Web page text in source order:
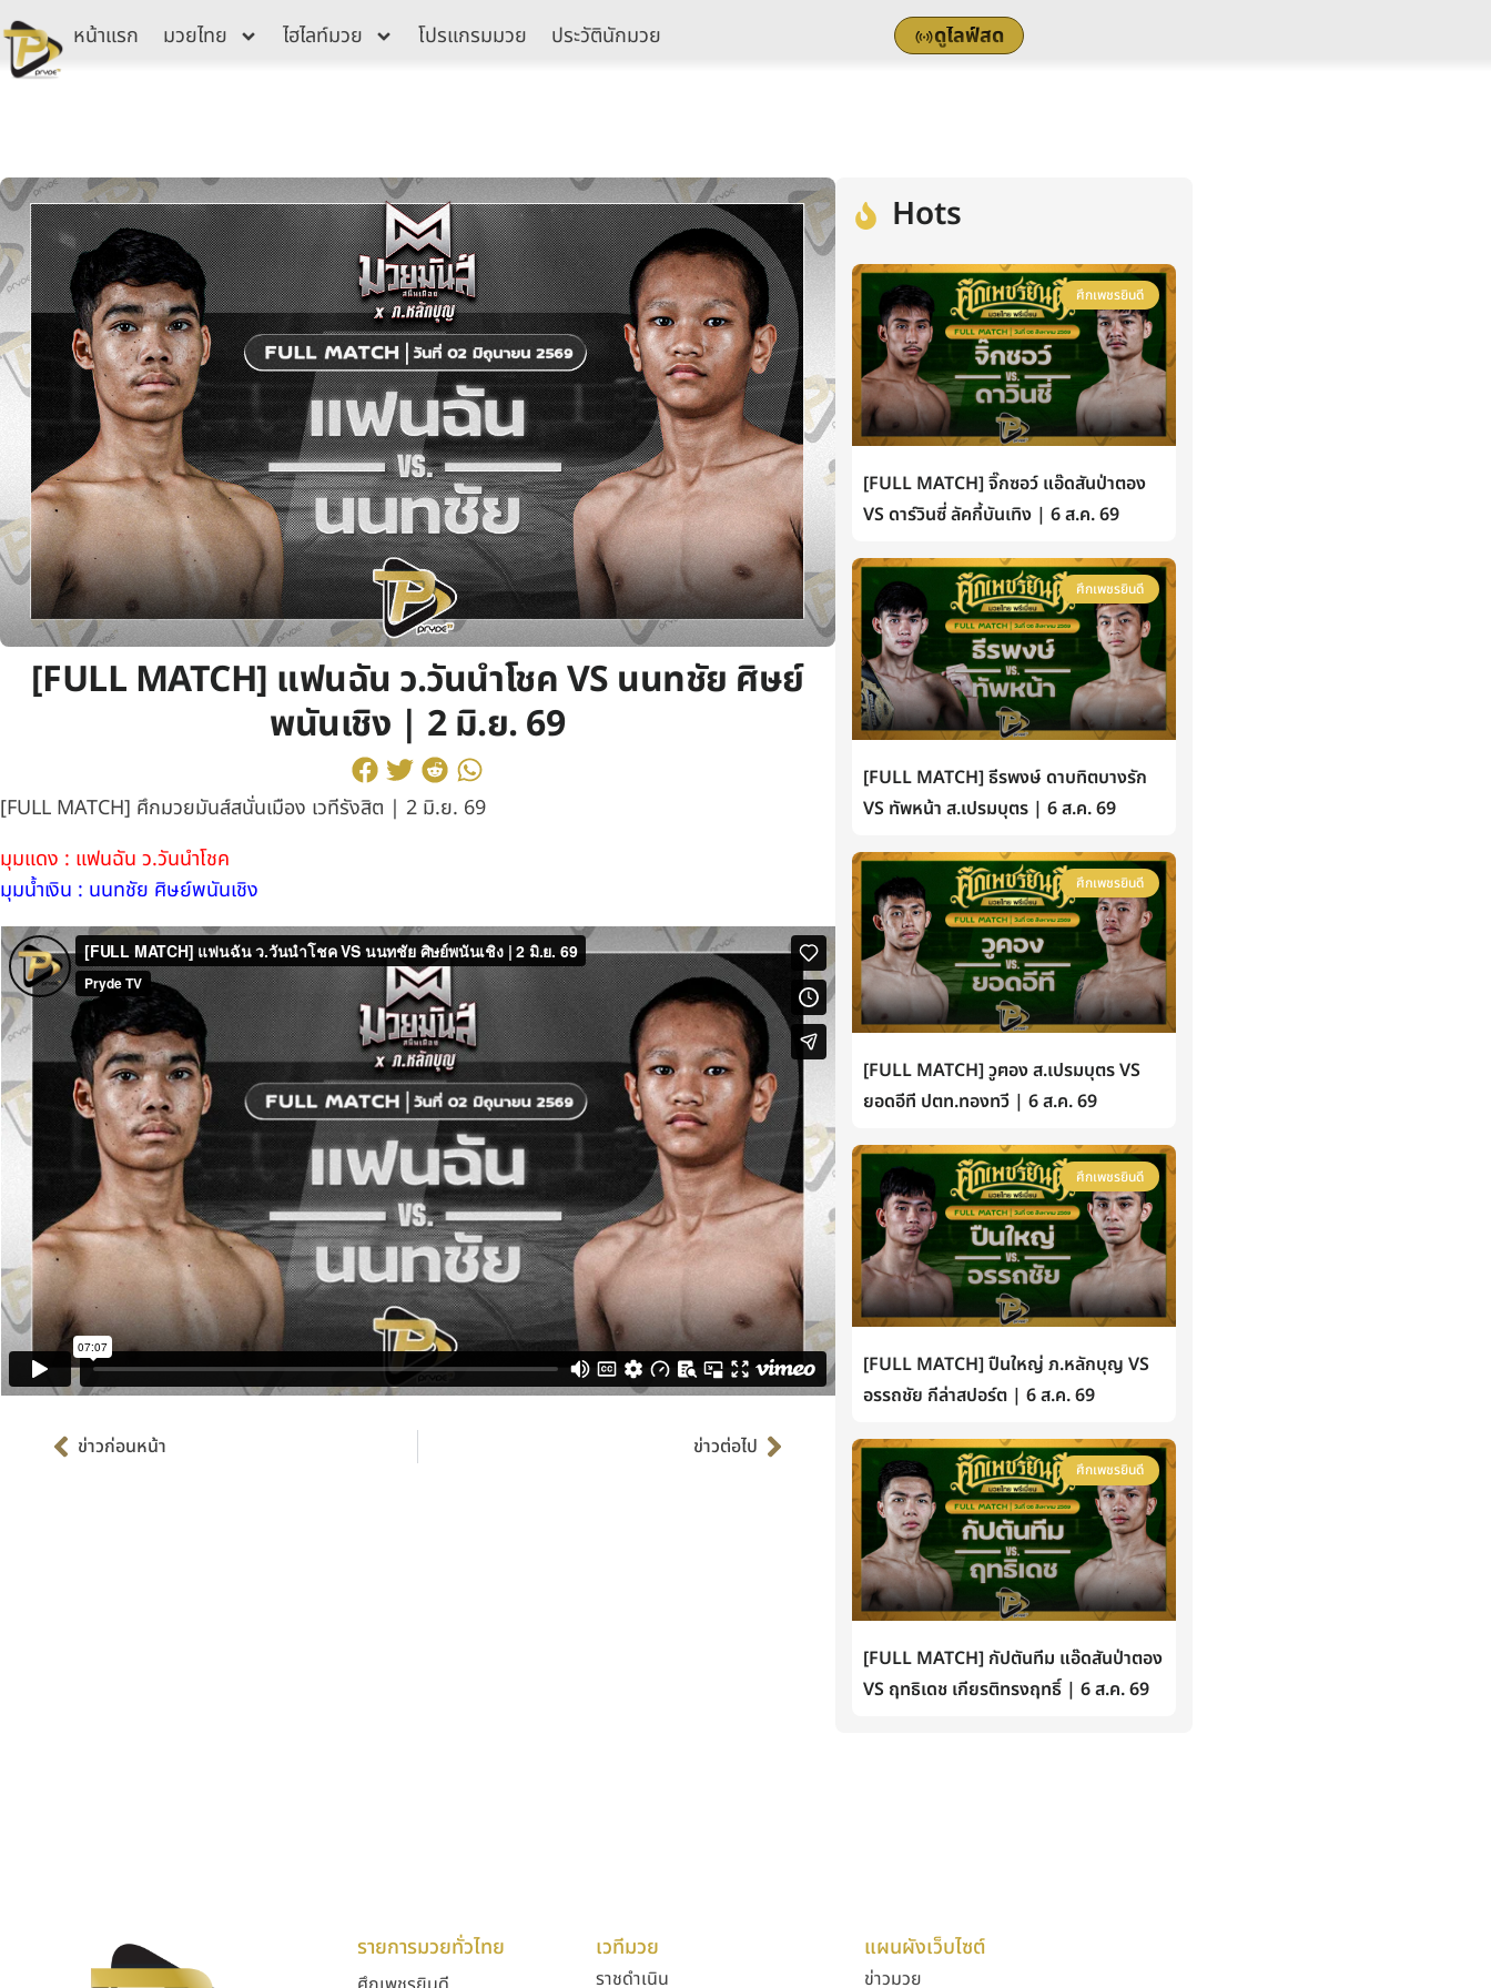
Skip
to
content
หน้าแรก มวยไทย ไฮไลท์มวย โปรแกรมมวย ประวัตินักมวย ดูไลฟ์สด
[FULL MATCH] แฟนฉัน ว.วันนำโชค VS นนทชัย ศิษย์
พนันเชิง | 2 มิ.ย. 69
[FULL MATCH] ศึกมวยมันส์สนั่นเมือง เวทีรังสิต | 2 มิ.ย. 69
มุมแดง : แฟนฉัน ว.วันนำโชค
มุมน้ำเงิน : นนทชัย ศิษย์พนันเชิง
Prev
ข่าวก่อนหน้า ข่าวต่อไป
Next
Hots
ศึกเพชรยินดี
[FULL MATCH] จิ๊กซอว์ แอ๊ดสันป่าตอง
VS ดาร์วินซี่ ลัคกี้บันเทิง | 6 ส.ค. 69
ศึกเพชรยินดี
[FULL MATCH] ธีรพงษ์ ดาบทิตบางรัก
VS ทัพหน้า ส.เปรมบุตร | 6 ส.ค. 69
ศึกเพชรยินดี
[FULL MATCH] วูฅอง ส.เปรมบุตร VS
ยอดอีที ปตท.ทองทวี | 6 ส.ค. 69
ศึกเพชรยินดี
[FULL MATCH] ปืนใหญ่ ภ.หลักบุญ VS
อรรถชัย กีล่าสปอร์ต | 6 ส.ค. 69
ศึกเพชรยินดี
[FULL MATCH] กัปตันทีม แอ๊ดสันป่าตอง
VS ฤทธิเดช เกียรติทรงฤทธิ์ | 6 ส.ค. 69
รายการมวยทั่วไทย เวทีมวย
ราชดำเนิน
แผนผังเว็บไซต์
ข่าวมวย